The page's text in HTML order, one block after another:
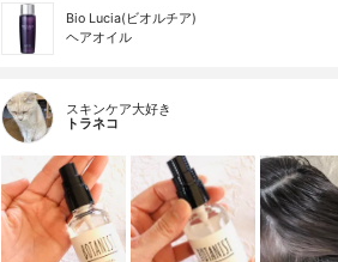
Bio Lucia(ビオルチア)
ヘアオイル
スキンケア大好き
トラネコ